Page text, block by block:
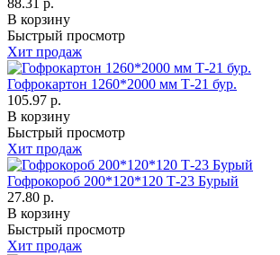
88.31 р.
В корзину
Быстрый просмотр
Хит продаж
Гофрокартон 1260*2000 мм Т-21 бур.
105.97 р.
В корзину
Быстрый просмотр
Хит продаж
Гофрокороб 200*120*120 Т-23 Бурый
27.80 р.
В корзину
Быстрый просмотр
Хит продаж